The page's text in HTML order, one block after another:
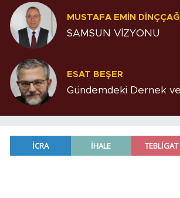
MUSTAFA EMIN DINÇÇAĞ
SAMSUN VİZYONU
ESAT BEŞER
Gündemdeki Dernek ve